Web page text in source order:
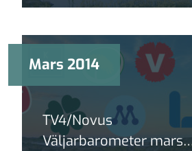
Mars 2014
TV4/Novus
Väljarbarometer mars